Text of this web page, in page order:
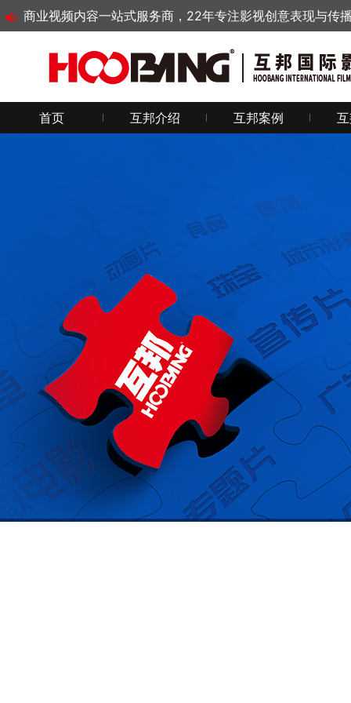
商业视频内容一站式服务商，22年专注影视创意表现与传
首页 互邦介绍 互邦案例